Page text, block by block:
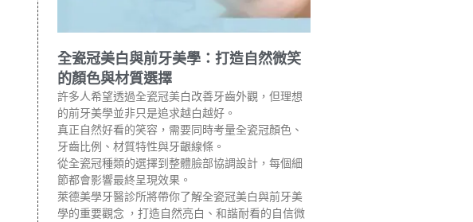
全瓷冠美白與前牙美學：打造自然微笑
的顏色與材質選擇
許多人希望透過全瓷冠美白改善牙齒外觀，但理想
的前牙美學並非只是追求越白越好。
真正自然好看的笑容，需要同時考量全瓷冠顏色、
牙齒比例、材質特性與牙齦線條。
從全瓷冠種類的選擇到整體臉部協調設計，每個細
節都會影響最終呈現效果。
萊德美學牙醫診所將帶你了解全瓷冠美白與前牙美
學的重要觀念 ，打造自然亮白、和諧耐看的自信微